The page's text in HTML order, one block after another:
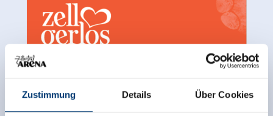
Zustimmung Details Über Cookies